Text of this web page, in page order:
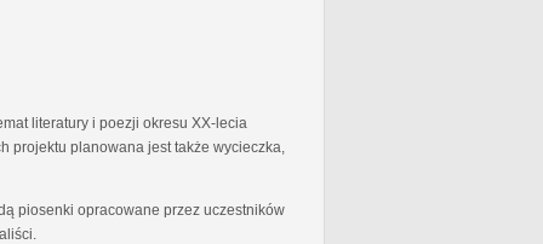
literatury i poezji okresu XX-lecia
projektu planowana jest także wycieczka,
piosenki opracowane przez uczestników